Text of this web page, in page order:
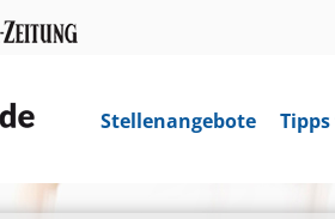
Stellenangebote